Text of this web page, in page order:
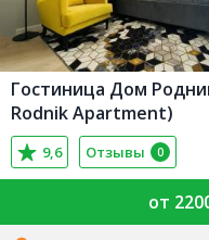
Гостиница Дом
Rodnik Apartment)
9,6 Отзывы 0
от